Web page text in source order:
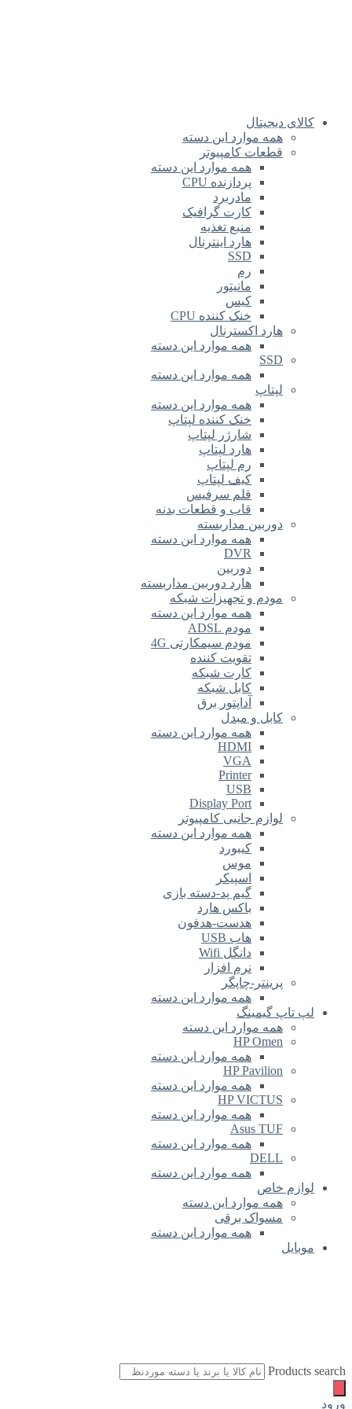
کالای دیجیتال
همه موارد این دسته
قطعات کامپیوتر
همه موارد این دسته
پردازنده CPU
مادربرد
کارت گرافیک
منبع تغذیه
هارد اینترنال
SSD
رم
مانیتور
کیس
خنک کننده CPU
هارد اکسترنال
همه موارد این دسته
SSD
همه موارد این دسته
لپتاپ
همه موارد این دسته
خنک کننده لپتاپ
شارژر لپتاپ
هارد لپتاپ
رم لپتاپ
کیف لپتاپ
قلم سرفیس
قاب و قطعات بدنه
دوربین مداربسته
همه موارد این دسته
DVR
دوربین
هارد دوربین مداربسته
مودم و تجهیزات شبکه
همه موارد این دسته
مودم ADSL
مودم سیمکارتی 4G
تقویت کننده
کارت شبکه
کابل شبکه
آداپتور برق
کابل و مبدل
همه موارد این دسته
HDMI
VGA
Printer
USB
Display Port
لوازم جانبی کامپیوتر
همه موارد این دسته
کیبورد
موس
اسپیکر
گیم پد-دسته بازی
باکس هارد
هدست-هدفون
هاب USB
دانگل Wifi
نرم افزار
پرینتر-چاپگر
همه موارد این دسته
لپ تاپ گیمینگ
همه موارد این دسته
HP Omen
همه موارد این دسته
HP Pavilion
همه موارد این دسته
HP VICTUS
همه موارد این دسته
Asus TUF
همه موارد این دسته
DELL
همه موارد این دسته
لوازم خاص
همه موارد این دسته
مسواک برقی
همه موارد این دسته
موبایل
Products search
ورود